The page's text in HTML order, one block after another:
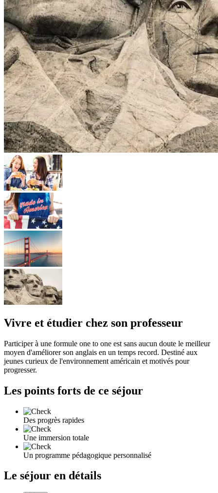
Vivre et étudier chez son professeur
Participer à une formule one to one est sans aucun doute le meilleur
moyen d'améliorer son anglais en un temps record. Destiné aux
jeunes curieux de l'environnement américain et motivés pour
progresser.
Les points forts de ce séjour
Des progrès rapides
Une immersion totale
Un programme pédagogique personnalisé
Le séjour en détails